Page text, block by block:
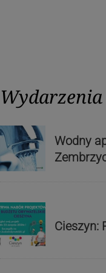
Wydarzenia
Wodny
Cieszyn: